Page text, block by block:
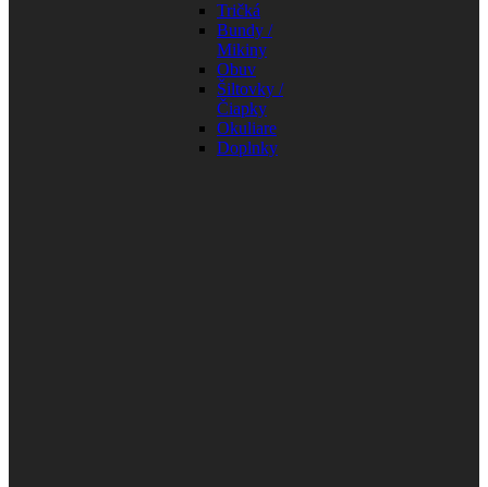
Tričká
Bundy /
Mikiny
Obuv
Šiltovky /
Čiapky
Okuliare
Doplnky